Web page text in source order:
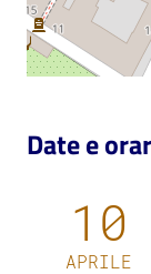
Date e
10
APRILE